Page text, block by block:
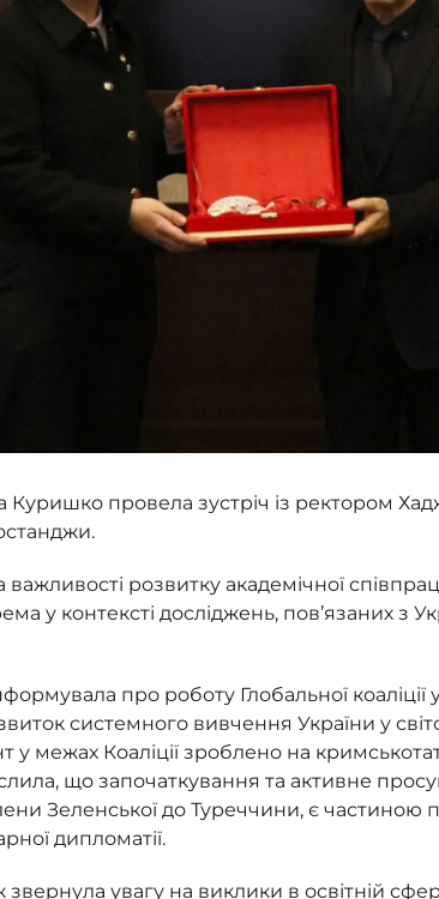
провела зустріч із ректором
розвитку академічної
у контексті досліджень, пов’язаних з
про роботу Глобальної коаліції
системного вивчення України у
межах Коаліції зроблено на
що започаткування та активне
Зеленської до Туреччини, є частиною
дипломатії.
увагу на виклики в освітній